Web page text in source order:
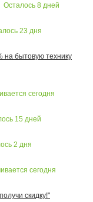
Осталось 8 дней
23 дня
на бытовую технику
сегодня
15 дней
2 дня
сегодня
скидку!"